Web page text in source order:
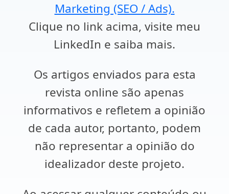
Marketing (SEO / Ads).
Clique no link acima, visite meu
LinkedIn e saiba mais.
Os artigos enviados para esta
revista online são apenas
informativos e refletem a opinião
de cada autor, portanto, podem
não representar a opinião do
idealizador deste projeto.